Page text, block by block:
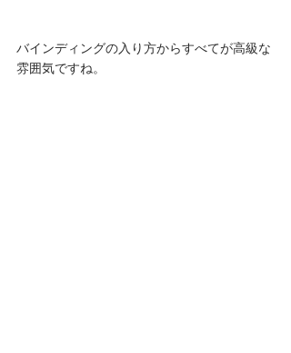
バインディングの入り方からすべてが高級な
雰囲気ですね。